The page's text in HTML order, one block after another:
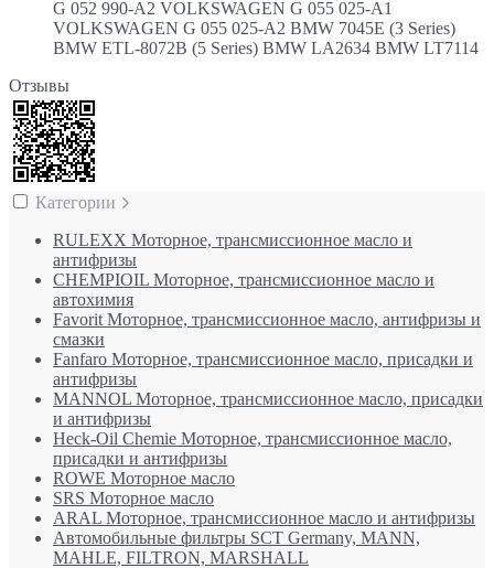
G 052 990-A2 VOLKSWAGEN G 055 025-A1
VOLKSWAGEN G 055 025-A2 BMW 7045E (3 Series)
BMW ETL-8072B (5 Series) BMW LA2634 BMW LT7114
Отзывы
Категории
RULEXX Моторное, трансмиссионное масло и
антифризы
CHEMPIOIL Моторное, трансмиссионное масло и
автохимия
Favorit Моторное, трансмиссионное масло, антифризы и
смазки
Fanfaro Моторное, трансмиссионное масло, присадки и
антифризы
MANNOL Моторное, трансмиссионное масло, присадки
и антифризы
Heck-Oil Chemie Моторное, трансмиссионное масло,
присадки и антифризы
ROWE Моторное масло
SRS Моторное масло
ARAL Моторное, трансмиссионное масло и антифризы
Автомобильные фильтры SCT Germany, MANN,
MAHLE, FILTRON, MARSHALL